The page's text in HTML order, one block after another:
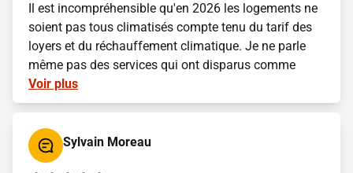
Il est incompréhensible qu'en 2026 les logements ne
soient pas tous climatisés compte tenu du tarif des
loyers et du réchauffement climatique. Je ne parle
même pas des services qui ont disparus comme
Voir plus
Sylvain Moreau